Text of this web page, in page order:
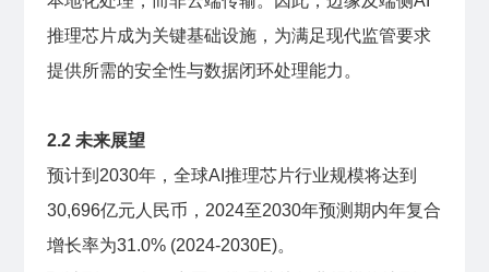
推理芯片成为关键基础设施，为满足现代监管要求
提供所需的安全性与数据闭环处理能力。
2.2 未来展望
预计到2030年，全球AI推理芯片行业规模将达到
30,696亿元人民币，2024至2030年预测期内年复合
增长率为31.0% (2024-2030E)。